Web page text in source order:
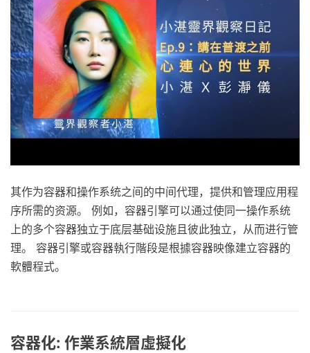
其作为容器和操作系统之间的中间代理，提供和管理应用程
序所需的资源。 例如，容器引擎可以通过使同一操作系统
上的多个容器独立于底层基础设施且彼此独立，从而进行管
理。 容器引擎或容器執行階段是根據容器映像建立容器的
軟體程式。
容器化: 作業系統層虛擬化